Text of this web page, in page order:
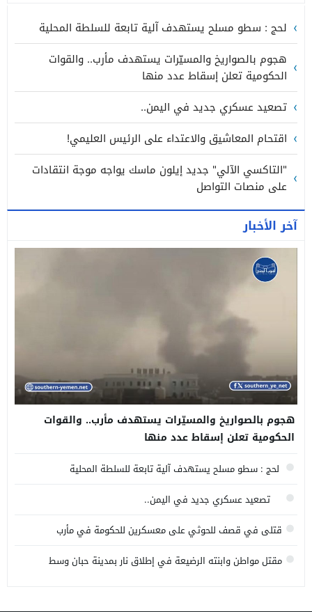
لحج : سطو مسلح يستهدف آلية تابعة للسلطة المحلية
هجوم بالصواريخ والمسيّرات يستهدف مأرب.. والقوات
الحكومية تعلن إسقاط عدد منها
تصعيد عسكري جديد في اليمن..
اقتحام المعاشيق والاعتداء على الرئيس العليمي!
"التاكسي الآلي" جديد إيلون ماسك يواجه موجة انتقادات
على منصات التواصل
آخر الأخبار
هجوم بالصواريخ والمسيّرات يستهدف مأرب.. والقوات
الحكومية تعلن إسقاط عدد منها
لحج : سطو مسلح يستهدف آلية تابعة للسلطة المحلية
تصعيد عسكري جديد في اليمن..
قتلى في قصف للحوثي على معسكرين للحكومة في مأرب
مقتل مواطن وابنته الرضيعة في إطلاق نار بمدينة حبان وسط